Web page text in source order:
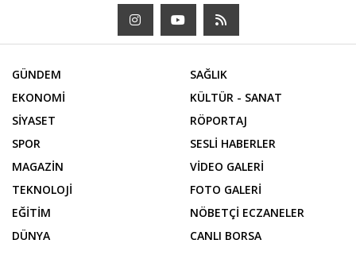
GÜNDEM
EKONOMİ
SİYASET
SPOR
MAGAZİN
TEKNOLOJİ
EĞİTİM
DÜNYA
SAĞLIK
KÜLTÜR - SANAT
RÖPORTAJ
SESLİ HABERLER
VİDEO GALERİ
FOTO GALERİ
NÖBETÇİ ECZANELER
CANLI BORSA